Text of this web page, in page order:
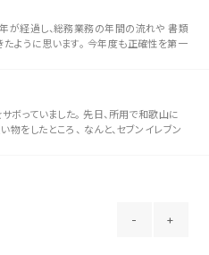
が経過し、総務業務の年間の流れや 書類
ように思います。 今年度も正確性を第一
ボっていました。 先日、所用で和歌山に
をしたところ、 なんと、セブンイレブン
- +